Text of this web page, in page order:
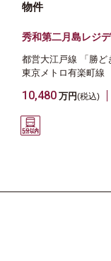
物件
秀和第二月島レジ
都営大江戸線 「勝
東京メトロ有楽町線
10,480 万円(税込)